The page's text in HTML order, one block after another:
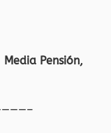
Media Pensión,